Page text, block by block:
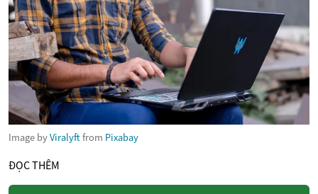
Image byViralyftfrom Pixabay
ĐỌC THÊM